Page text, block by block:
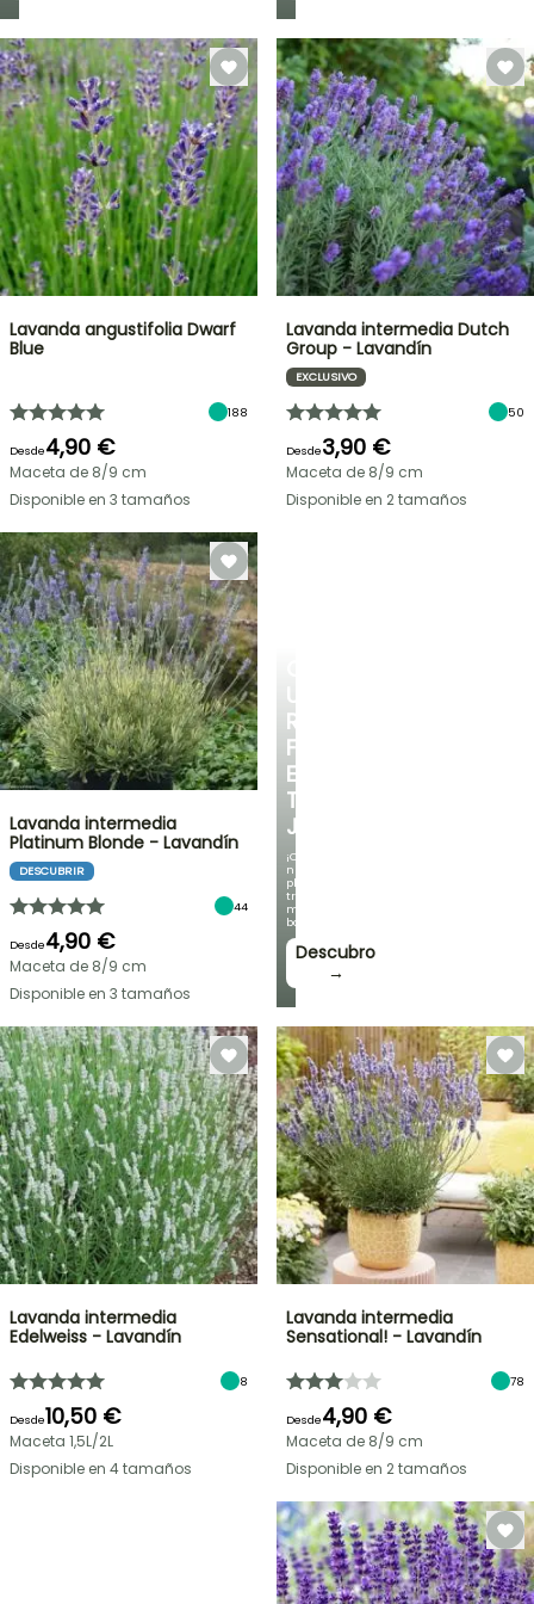
UN
RINCÓN
FRESCO
EN
TU
JARDÍN
¡Con
nuestras
plantas
trepadoras
más
bonitas!
Descubro
→
Lavanda angustifolia Dwarf
Blue
188
Desde4,90 €
Maceta de 8/9 cm
Disponible en 3 tamaños
Lavanda intermedia Dutch
Group - Lavandín
EXCLUSIVO
50
Desde3,90 €
Maceta de 8/9 cm
Disponible en 2 tamaños
Lavanda intermedia
Platinum Blonde - Lavandín
DESCUBRIR
44
Desde4,90 €
Maceta de 8/9 cm
Disponible en 3 tamaños
Lavanda intermedia
Edelweiss - Lavandín
8
Desde10,50 €
Maceta 1,5L/2L
Disponible en 4 tamaños
Lavanda intermedia
Sensational! - Lavandín
78
Desde4,90 €
Maceta de 8/9 cm
Disponible en 2 tamaños